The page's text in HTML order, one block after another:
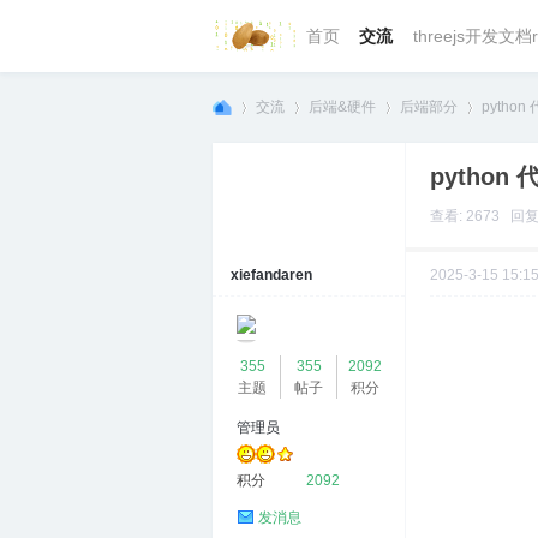
首页 交流 threejs开发文档
交流 后端&硬件 后端部分
›
python
python
查看: 2673 回
xiefandaren
355
主题
355
帖子
2092
积分
管理员
积分 2092
发消息
2025-3-15